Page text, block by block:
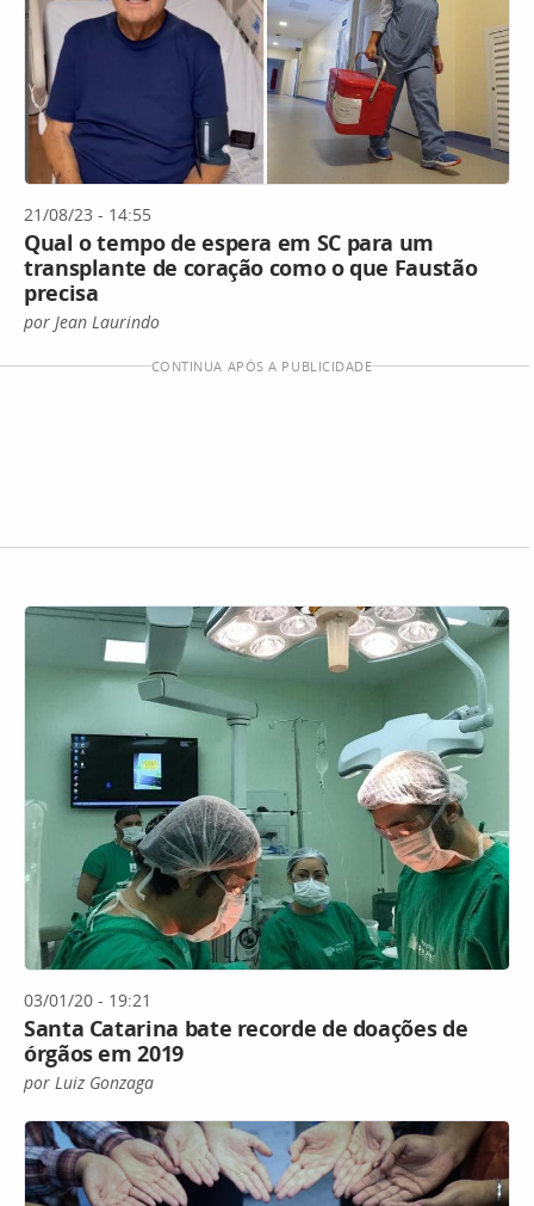
21/08/23 - 14:55
Qual o tempo de espera em SC para um
transplante de coração como o que Faustão
precisa
por Jean Laurindo
CONTINUA APÓS A PUBLICIDADE
03/01/20 - 19:21
Santa Catarina bate recorde de doações de
órgãos em 2019
por Luiz Gonzaga